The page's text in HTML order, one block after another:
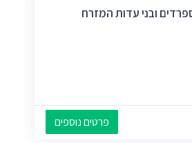
ובני עדות המזרח
פרטים נוספים